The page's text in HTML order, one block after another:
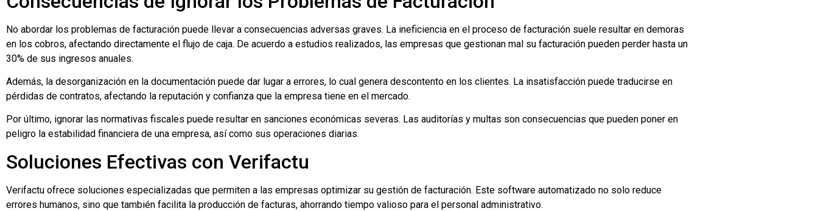
No abordar los problemas de facturación puede llevar a consecuencias adversas graves. La ineficiencia en el proceso de facturación suele resultar en demoras
en los cobros, afectando directamente el flujo de caja. De acuerdo a estudios realizados, las empresas que gestionan mal su facturación pueden perder hasta un
30% de sus ingresos anuales.
Además, la desorganización en la documentación puede dar lugar a errores, lo cual genera descontento en los clientes. La insatisfacción puede traducirse en
pérdidas de contratos, afectando la reputación y confianza que la empresa tiene en el mercado.
Por último, ignorar las normativas fiscales puede resultar en sanciones económicas severas. Las auditorías y multas son consecuencias que pueden poner en
peligro la estabilidad financiera de una empresa, así como sus operaciones diarias.
Soluciones Efectivas con Verifactu
Verifactu ofrece soluciones especializadas que permiten a las empresas optimizar su gestión de facturación. Este software automatizado no solo reduce
errores humanos, sino que también facilita la producción de facturas, ahorrando tiempo valioso para el personal administrativo.